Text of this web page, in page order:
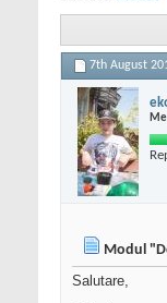
7th August
Modul
Salutare,